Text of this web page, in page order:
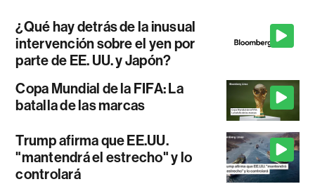
¿Qué hay detrás de la inusual
intervención sobre el yen por
parte de EE. UU. y Japón?
Copa Mundial de la FIFA: La
batalla de las marcas
Trump afirma que EE.UU.
"mantendrá el estrecho" y lo
controlará